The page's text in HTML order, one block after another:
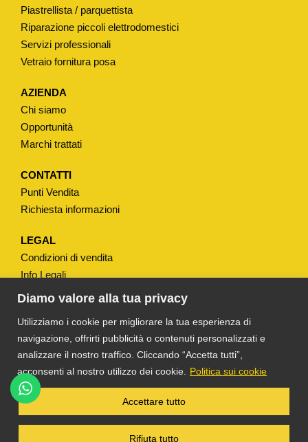
Diamo valore alla tua privacy
Utilizziamo i cookie per migliorare la tua esperienza di
navigazione, offrirti pubblicità o contenuti personalizzati e
analizzare il nostro traffico. Cliccando “Accetta tutti”,
acconsenti al nostro utilizzo dei cookie.
Politica sui cookie
Rifiuta tutto
Accettare tutto
q
u
a
Piastrellista / parquettista
Riparazione piccoli elettrodomestici
Servizi professionali
Vetraio fornitura posa
AZIENDA
Chi siamo
Opportunità
Marchi trattati
CONTATTI
Punti Vendita
Richiesta informazioni
LEGAL
Condizioni di vendita
Info Legali
Note Legali
TS DACOM
S.R.L. UNIPERSONALE P. IVA
03055900231 © COPYRIGHT 2025 TUTTI I